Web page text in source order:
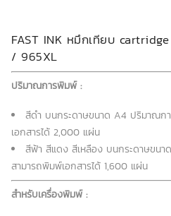
FAST INK หมึกเทียบ
/ 965XL
ปริมาณการพิมพ์ :
สีดำ บนกระดาษขนาด A4 ปริมาณก
เอกสารได้ 2,000 แผ่น
สีฟ้า สีแดง สีเหลือง บนกระดาษขน
สามารถพิมพ์เอกสารได้ 1,600 แผ่น
สำหรับเครื่องพิมพ์ :